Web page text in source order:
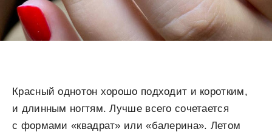
Красный однотон хорошо подходит и коротким,
и длинным ногтям. Лучше всего сочетается
с формами «квадрат» или «балерина». Летом